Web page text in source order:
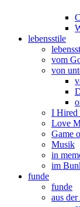
lebensstile
vom
von
I Hired
Love
Game
Musik
in
im
funde
funde
aus